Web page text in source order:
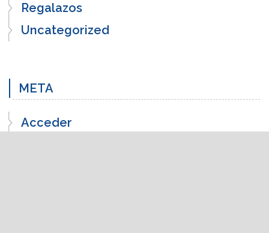
Regalazos
Uncategorized
META
Acceder